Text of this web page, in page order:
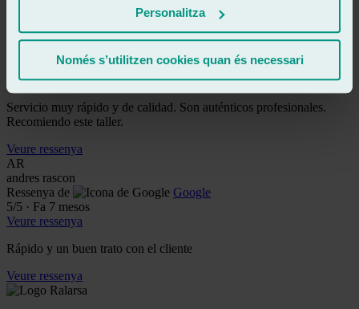
Personalitza
Només s’utilitzen cookies quan és necessari
bienvenido martinez muñoz
Fa 2 mesos
Veure ressenya
Servicio muy rápido y de calidad. Son auténticos profesionales.
Recomiendo este taller.
Veure ressenya
AR
andres rascon
Ressenya de
Google
5/5 · Fa 7 mesos
Veure ressenya
Rápido y un buen trato con el cliente
Veure ressenya